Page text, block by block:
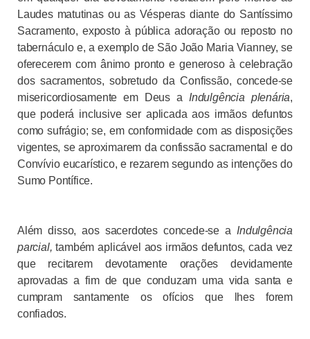
Laudes matutinas ou as Vésperas diante do Santíssimo
Sacramento, exposto à pública adoração ou reposto no
tabernáculo e, a exemplo de São João Maria Vianney, se
oferecerem com ânimo pronto e generoso à celebração
dos sacramentos, sobretudo da Confissão, concede-se
misericordiosamente em Deus a Indulgência plenária,
que poderá inclusive ser aplicada aos irmãos defuntos
como sufrágio; se, em conformidade com as disposições
vigentes, se aproximarem da confissão sacramental e do
Convívio eucarístico, e rezarem segundo as intenções do
Sumo Pontífice.
Além disso, aos sacerdotes concede-se a Indulgência
parcial,também aplicável aos irmãos defuntos, cada vez
que recitarem devotamente orações devidamente
aprovadas a fim de que conduzam uma vida santa e
cumpram santamente os ofícios que lhes forem
confiados.